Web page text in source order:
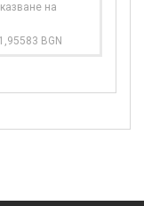
на
BGN